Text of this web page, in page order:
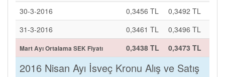
30-3-2016
0,3456 TL
0,3492 TL
31-3-2016
0,3461 TL 0,3496 TL
Mart Ayı Ortalama SEK Fiyatı 0,3438 TL 0,3473 TL
2016 Nisan Ayı İsveç Kronu Alış ve Satış